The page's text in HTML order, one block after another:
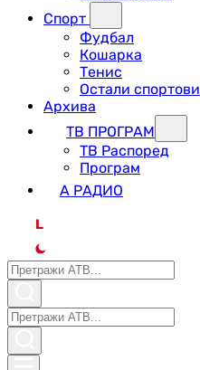
Спорт
Фудбал
Кошарка
Тенис
Остали спортови
Архива
ТВ ПРОГРАМ
ТВ Распоред
Програм
А РАДИО
L